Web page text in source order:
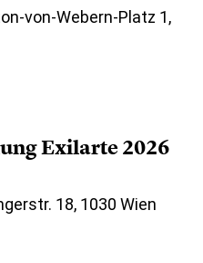
von-Webern-Platz 1,
Exilarte 2026
18, 1030 Wien